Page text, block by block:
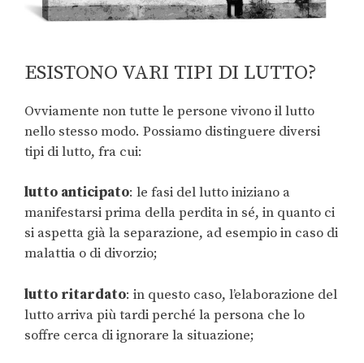
ESISTONO VARI TIPI DI LUTTO?
Ovviamente non tutte le persone vivono il lutto
nello stesso modo. Possiamo distinguere diversi
tipi di lutto, fra cui:
lutto anticipato: le fasi del lutto iniziano a
manifestarsi prima della perdita in sé, in quanto ci
si aspetta già la separazione, ad esempio in caso di
malattia o di divorzio;
lutto ritardato: in questo caso, l’elaborazione del
lutto arriva più tardi perché la persona che lo
soffre cerca di ignorare la situazione;